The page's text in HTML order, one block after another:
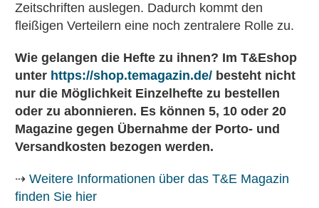
Zeitschriften auslegen. Dadurch kommt den
fleißigen Verteilern eine noch zentralere Rolle zu.
Wie gelangen die Hefte zu ihnen? Im T&Eshop
unter https://shop.temagazin.de/ besteht nicht
nur die Möglichkeit Einzelhefte zu bestellen
oder zu abonnieren. Es können 5, 10 oder 20
Magazine gegen Übernahme der Porto- und
Versandkosten bezogen werden.
⇢ Weitere Informationen über das T&E Magazin
finden Sie hier